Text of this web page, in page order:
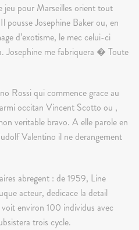
pour Marseilles orient tout
Josephine Baker ou, en
d’exotisme, le mec celui-ci
Josephine me fabriquera � Toute
Rossi qui commence grace au
occitan Vincent Scotto ou ,
veritable bravo. A elle parole en
Valentino il ne derangement
abregent : de 1959, Line
acteur, dedicace la detail
environ 100 individus avec
trois cycle.